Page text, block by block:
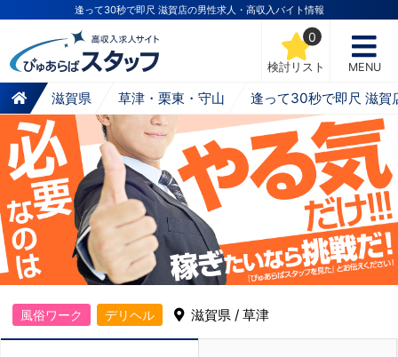
逢って30秒で即尺 滋賀店の男性求人・高収入バイト情報
検討リスト
0
MENU
滋賀県 草津・栗東・守山 逢って30秒で即尺 滋賀
風俗ワーク デリヘル 滋賀県 / 草津